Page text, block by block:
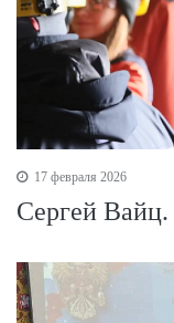
17 февраля 2026
Сергей Вайц.